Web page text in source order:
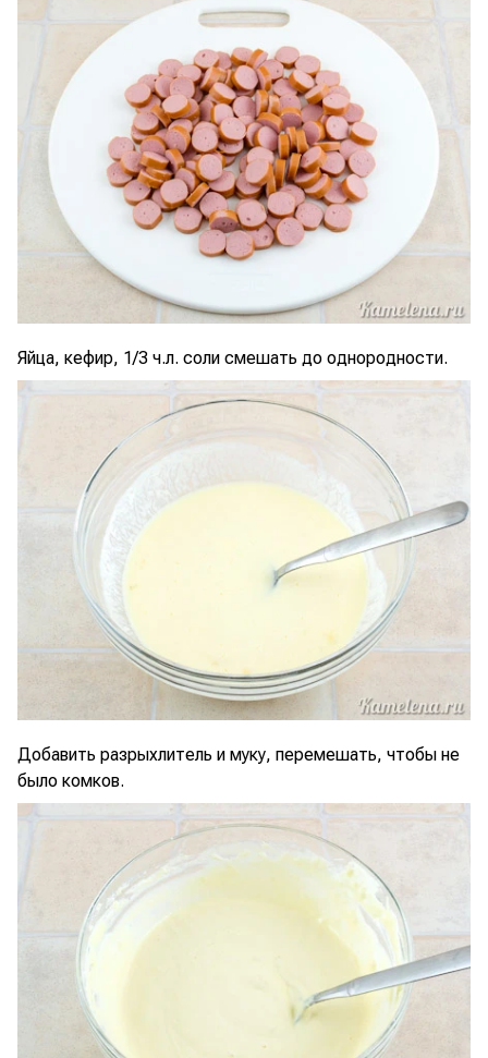
Яйца, кефир, 1/3 ч.л. соли смешать до однородности.
Добавить разрыхлитель и муку, перемешать, чтобы не
было комков.